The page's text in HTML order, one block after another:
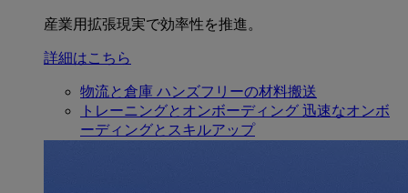
産業用拡張現実で効率性を推進。
詳細はこちら
物流と倉庫 ハンズフリーの材料搬送
トレーニングとオンボーディング 迅速なオンボ
ーディングとスキルアップ